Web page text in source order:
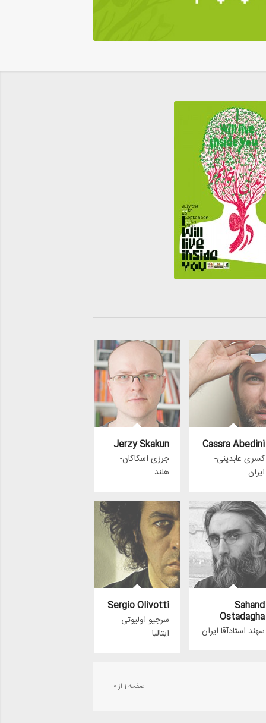
Cassra Abedini
کسری عابدینی-
ایران
Jerzy Skakun
جرزی اسکاکان-
هلند
Sahand
Ostadagha
سهند استادآقا-ایران
Sergio Olivotti
سرجیو اولیوتی-
ایتالیا
صفحه 1 از 0